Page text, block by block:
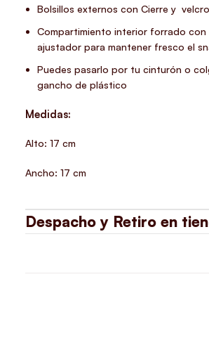
Bolsillos externos con Cierre y velcro
Compartimiento interior forrado
ajustador para mantener fresco el
Puedes pasarlo por tu cinturón o
gancho de plástico
Medidas:
Alto: 17 cm
Ancho: 17 cm
Despacho y Retiro en